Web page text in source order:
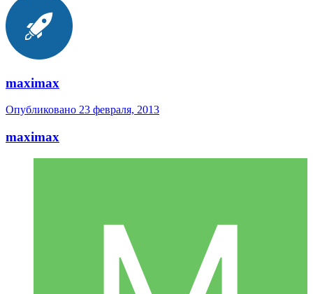
maximax
Опубликовано 23 февраля, 2013
maximax